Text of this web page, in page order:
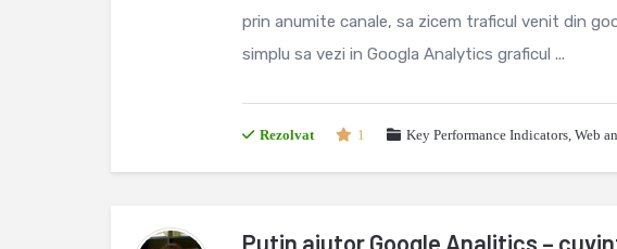
prin anumite canale, sa zicem traficul venit din
simplu sa vezi in Googla Analytics graficul ...
Rezolvat 1 Key Performance Indicators, Web
Putin ajutor Google Analitics –